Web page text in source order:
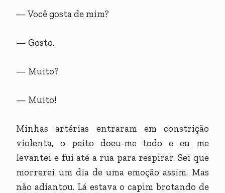
— Você gosta de mim?
— Gosto.
— Muito?
— Muito!
Minhas artérias entraram em constrição
violenta, o peito doeu-me todo e eu me
levantei e fui até a rua para respirar. Sei que
morrerei um dia de uma emoção assim. Mas
não adiantou. Lá estava o capim brotando de